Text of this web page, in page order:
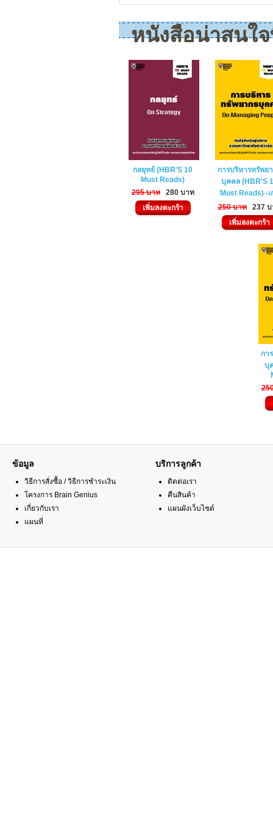
หนังสือน่าสนใจ
กลยุทธ์ (HBR'S 10
Must Reads)
295 บาท
280 บาท
เพิ่มลงตะกร้า
การบริหารทรัพย
บุคคล (HBR'S
Must Reads) -เ
250 บาท
237
เพิ่มลงตะกร้า
กา
บุ
ข้อมูล
วิธีการสั่งซื้อ / วิธีการชำระเงิน
โครงการ Brain Genius
เกี่ยวกับเรา
แผนที่
บริการลูกค้า
ติดต่อเรา
คืนสินค้า
แผนผังเว็บไซต์